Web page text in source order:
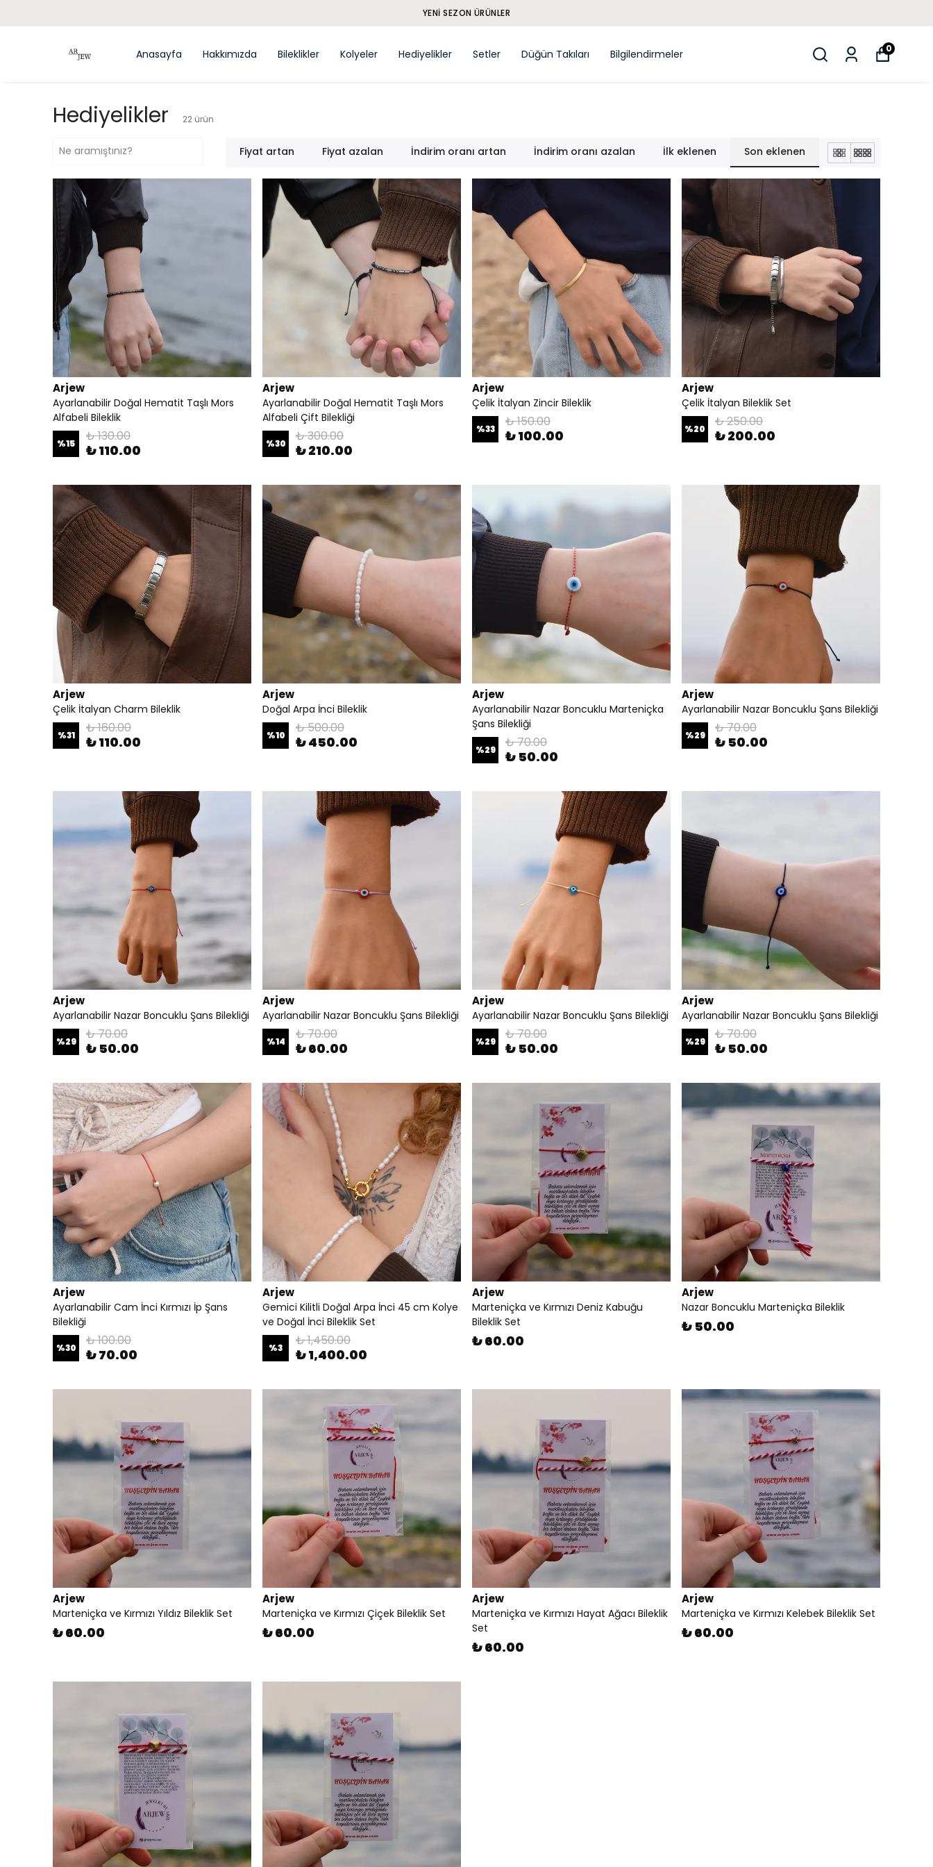
YENI SEZON ÜRÜNLER
Anasayfa Hakkımızda Bileklikler Kolyeler Hediyelikler Setler Düğün Takıları Bilgilendirmeler 0
Hediyelikler 22 ürün
Fiyat artan Fiyat azalan İndirim oranı artan İndirim oranı azalan İlk eklenen Son eklenen
Arjew
Ayarlanabilir Doğal Hematit Taşlı Mors
Alfabeli Bileklik
%15 ₺ 130.00
₺ 110.00
Arjew
Ayarlanabilir Doğal Hematit Taşlı Mors
Alfabeli Çift Bilekliği
%30 ₺ 300.00
₺ 210.00
Arjew
Çelik İtalyan Zincir Bileklik
%33 ₺ 150.00
₺ 100.00
Arjew
Çelik İtalyan Bileklik Set
%20 ₺ 250.00
₺ 200.00
Arjew
Çelik İtalyan Charm Bileklik
%31 ₺ 160.00
₺ 110.00
Arjew
Doğal Arpa İnci Bileklik
%10 ₺ 500.00
₺ 450.00
Arjew
Ayarlanabilir Nazar Boncuklu Marteniçka
Şans Bilekliği
%29 ₺ 70.00
₺ 50.00
Arjew
Ayarlanabilir Nazar Boncuklu Şans Bilekliği
%29 ₺ 70.00
₺ 50.00
Arjew
Ayarlanabilir Nazar Boncuklu Şans Bilekliği
%29 ₺ 70.00
₺ 50.00
Arjew
Ayarlanabilir Nazar Boncuklu Şans Bilekliği
%14 ₺ 70.00
₺ 60.00
Arjew
Ayarlanabilir Nazar Boncuklu Şans Bilekliği
%29 ₺ 70.00
₺ 50.00
Arjew
Ayarlanabilir Nazar Boncuklu Şans Bilekliği
%29 ₺ 70.00
₺ 50.00
Arjew
Ayarlanabilir Cam İnci Kırmızı İp Şans
Bilekliği
%30 ₺ 100.00
₺ 70.00
Arjew
Gemici Kilitli Doğal Arpa İnci 45 cm Kolye
ve Doğal İnci Bileklik Set
%3 ₺ 1,450.00
₺ 1,400.00
Arjew
Marteniçka ve Kırmızı Deniz Kabuğu
Bileklik Set
₺ 60.00
Arjew
Nazar Boncuklu Marteniçka Bileklik
₺ 50.00
Arjew
Marteniçka ve Kırmızı Yıldız Bileklik Set
₺ 60.00
Arjew
Marteniçka ve Kırmızı Çiçek Bileklik Set
₺ 60.00
Arjew
Marteniçka ve Kırmızı Hayat Ağacı Bileklik
Set
₺ 60.00
Arjew
Marteniçka ve Kırmızı Kelebek Bileklik Set
₺ 60.00